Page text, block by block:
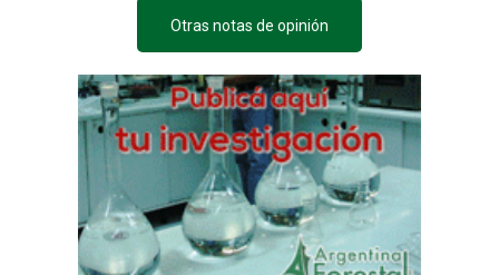
Otras notas de opinión